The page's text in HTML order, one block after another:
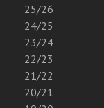
25/26
24/25
23/24
22/23
21/22
20/21